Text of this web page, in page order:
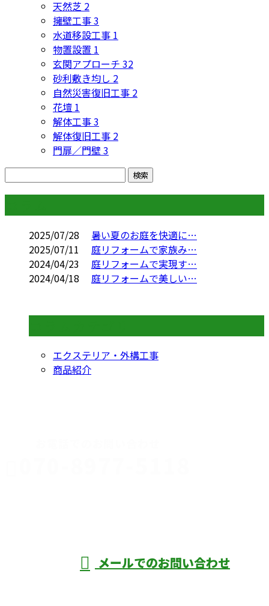
天然芝 2
擁壁工事3
水道移設工事 1
物置設置 1
玄関アプローチ 32
砂利敷き均し 2
自然災害復旧工事 2
花壇 1
解体工事3
解体復旧工事 2
門扉／門壁3
2025/07/28
暑い夏のお庭を快適に…
2025/07/11
庭リフォームで家族み…
2024/04/23
庭リフォームで実現す…
2024/04/18
庭リフォームで美しい…
エクステリア・外構工事
商品紹介
メールでのお問い合わせ